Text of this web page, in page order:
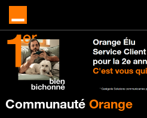
Communauté Orange